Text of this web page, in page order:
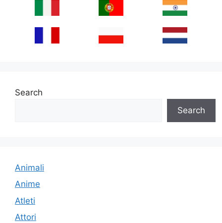
Search
Search
Animali
Anime
Atleti
Attori